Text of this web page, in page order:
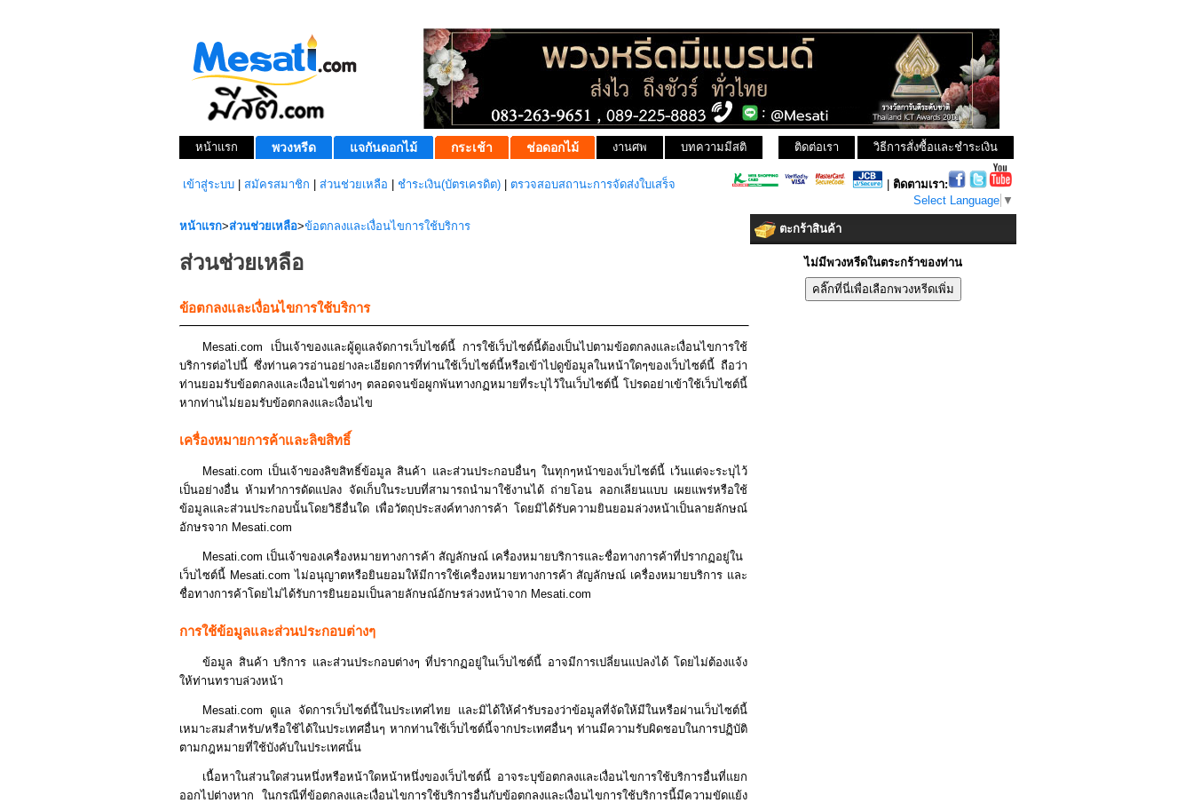
หน้าแรก พวงหรีด แจกันดอกไม้ กระเช้า ช่อดอกไม้ งานศพ บทความมีสติ วิธีการสั่งซื้อและชำระเงิน
ติดต่อเรา
เข้าสู่ระบบ สมัครสมาชิก ส่วนช่วยเหลือ ชำระเงิน(บัตรเครดิต) ตรวจสอบสถานะการจัดส่งใบเสร็จ
ติดตามเรา:
Select Language ▼
หน้าแรก>ส่วนช่วยเหลือ>ข้อตกลงและเงื่อนไขการใช้บริการ
ส่วนช่วยเหลือ
ข้อตกลงและเงื่อนไขการใช้บริการ
Mesati.com เป็นเจ้าของและผู้ดูแลจัดการเว็บไซต์นี้ การใช้เว็บไซต์นี้ต้องเป็นไปตามข้อตกลงและเงื่อนไขการใช้
บริการต่อไปนี้ ซึ่งท่านควรอ่านอย่างละเอียดการที่ท่านใช้เว็บไซต์นี้หรือเข้าไปดูข้อมูลในหน้าใดๆของเว็บไซต์นี้ ถือว่า
ท่านยอมรับข้อตกลงและเงื่อนไขต่างๆ ตลอดจนข้อผูกพันทางกฏหมายที่ระบุไว้ในเว็บไซต์นี้ โปรดอย่าเข้าใช้เว็บไซต์นี้
หากท่านไม่ยอมรับข้อตกลงและเงื่อนไข
เครื่องหมายการค้าและลิขสิทธิ์
Mesati.com เป็นเจ้าของลิขสิทธิ์ข้อมูล สินค้า และส่วนประกอบอื่นๆ ในทุกๆหน้าของเว็บไซต์นี้ เว้นแต่จะระบุไว้
เป็นอย่างอื่น ห้ามทำการดัดแปลง จัดเก็บในระบบที่สามารถนำมาใช้งานได้ ถ่ายโอน ลอกเลียนแบบ เผยแพร่หรือใช้
ข้อมูลและส่วนประกอบนั้นโดยวิธีอื่นใด เพื่อวัตถุประสงค์ทางการค้า โดยมิได้รับความยินยอมล่วงหน้าเป็นลายลักษณ์
อักษรจาก Mesati.com
Mesati.com เป็นเจ้าของเครื่องหมายทางการค้า สัญลักษณ์ เครื่องหมายบริการและชื่อทางการค้าที่ปรากฏอยู่ใน
เว็บไซต์นี้ Mesati.com ไม่อนุญาตหรือยินยอมให้มีการใช้เครื่องหมายทางการค้า สัญลักษณ์ เครื่องหมายบริการ และ
ชื่อทางการค้าโดยไม่ได้รับการยินยอมเป็นลายลักษณ์อักษรล่วงหน้าจาก Mesati.com
การใช้ข้อมูลและส่วนประกอบต่างๆ
ข้อมูล สินค้า บริการ และส่วนประกอบต่างๆ ที่ปรากฏอยู่ในเว็บไซต์นี้ อาจมีการเปลี่ยนแปลงได้ โดยไม่ต้องแจ้ง
ให้ท่านทราบล่วงหน้า
Mesati.com ดูแล จัดการเว็บไซต์นี้ในประเทศไทย และมิได้ให้คำรับรองว่าข้อมูลที่จัดให้มีในหรือผ่านเว็บไซต์นี้
เหมาะสมสำหรับ/หรือใช้ได้ในประเทศอื่นๆ หากท่านใช้เว็บไซต์นี้จากประเทศอื่นๆ ท่านมีความรับผิดชอบในการปฏิบัติ
ตามกฎหมายที่ใช้บังคับในประเทศนั้น
เนื้อหาในส่วนใดส่วนหนึ่งหรือหน้าใดหน้าหนึ่งของเว็บไซต์นี้ อาจระบุข้อตกลงและเงื่อนไขการใช้บริการอื่นที่แยก
ออกไปต่างหาก ในกรณีที่ข้อตกลงและเงื่อนไขการใช้บริการอื่นกับข้อตกลงและเงื่อนไขการใช้บริการนี้มีความขัดแย้ง
ตะกร้าสินค้า
ไม่มีพวงหรีดในตระกร้าของท่าน